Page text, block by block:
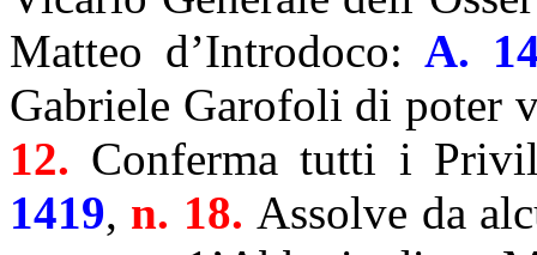
Matteo d’Introdoco: A.
Gabriele Garofoli di poter
12. Conferma tutti i
1419, n. 18. Assolve da